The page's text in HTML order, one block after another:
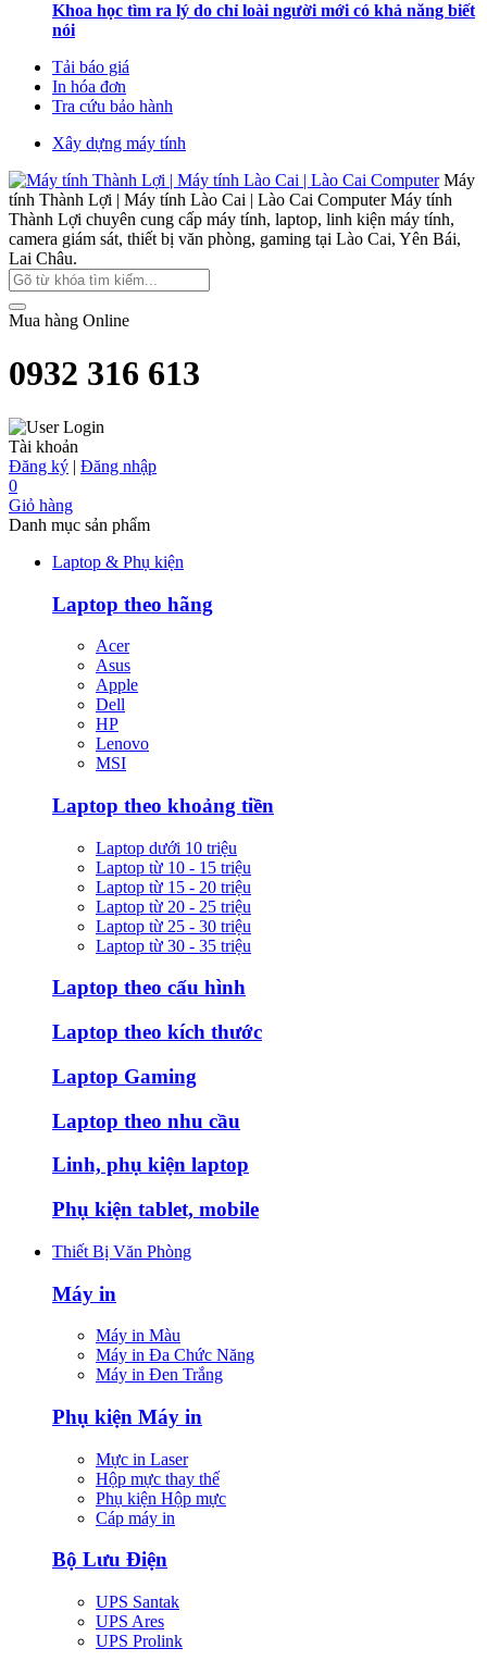
Khoa học tìm ra lý do chỉ loài người mới có khả năng biết
nói
Tải báo giá
In hóa đơn
Tra cứu bảo hành
Xây dựng máy tính
Máy
tính Thành Lợi | Máy tính Lào Cai | Lào Cai Computer Máy tính
Thành Lợi chuyên cung cấp máy tính, laptop, linh kiện máy tính,
camera giám sát, thiết bị văn phòng, gaming tại Lào Cai, Yên Bái,
Lai Châu.
Mua hàng Online
0932 316 613
Tài khoản
Đăng ký | Đăng nhập
0
Giỏ hàng
Danh mục sản phẩm
Laptop & Phụ kiện
Laptop theo hãng
Acer
Asus
Apple
Dell
HP
Lenovo
MSI
Laptop theo khoảng tiền
Laptop dưới 10 triệu
Laptop từ 10 - 15 triệu
Laptop từ 15 - 20 triệu
Laptop từ 20 - 25 triệu
Laptop từ 25 - 30 triệu
Laptop từ 30 - 35 triệu
Laptop theo cấu hình
Laptop theo kích thước
Laptop Gaming
Laptop theo nhu cầu
Linh, phụ kiện laptop
Phụ kiện tablet, mobile
Thiết Bị Văn Phòng
Máy in
Máy in Màu
Máy in Đa Chức Năng
Máy in Đen Trắng
Phụ kiện Máy in
Mực in Laser
Hộp mực thay thế
Phụ kiện Hộp mực
Cáp máy in
Bộ Lưu Điện
UPS Santak
UPS Ares
UPS Prolink